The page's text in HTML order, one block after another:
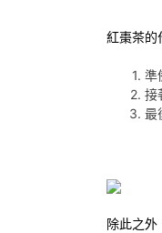
紅棗茶的
準
接
最
除此之外